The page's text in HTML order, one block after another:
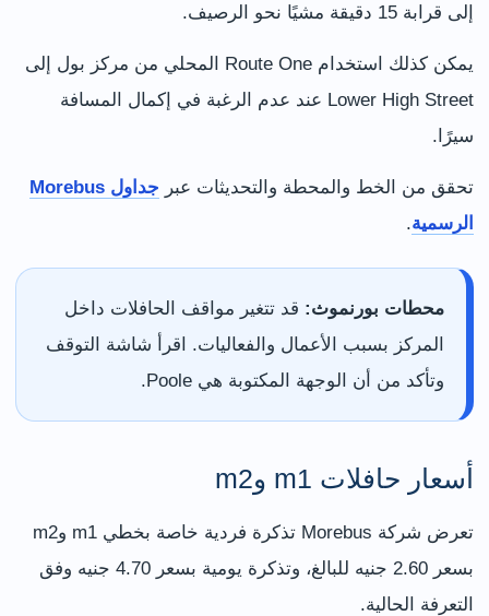
إلى قرابة 15 دقيقة مشيًا نحو الرصيف.
يمكن كذلك استخدام Route One المحلي من مركز بول إلى
Lower High Street عند عدم الرغبة في إكمال المسافة
سيرًا.
تحقق من الخط والمحطة والتحديثات عبر
جداول Morebus
الرسمية.
محطات بورنموث: قد تتغير مواقف الحافلات داخل
المركز بسبب الأعمال والفعاليات. اقرأ شاشة التوقف
وتأكد من أن الوجهة المكتوبة هي Poole.
أسعار حافلات m1 وm2
تعرض شركة Morebus تذكرة فردية خاصة بخطي m1 وm2
بسعر 2.60 جنيه للبالغ، وتذكرة يومية بسعر 4.70 جنيه وفق
التعرفة الحالية.